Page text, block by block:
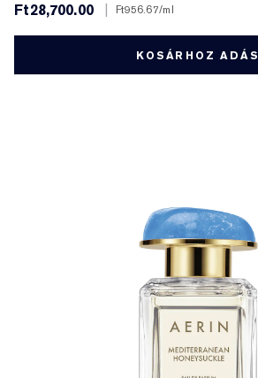
Ft28,700.00
Ft956.67/ml
KOSÁRHOZ ADÁS